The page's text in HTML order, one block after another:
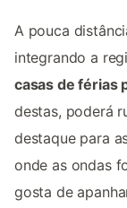
A pouca
integrando a
casas de férias
destas, poderá
destaque para
onde as ondas
gosta de